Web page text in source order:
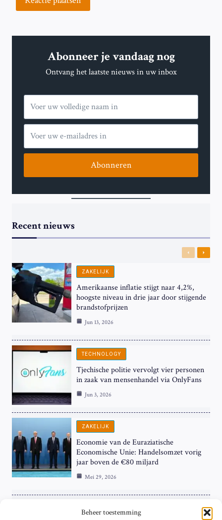
Beheer toestemming
Abonneer je vandaag nog
Ontvang het laatste nieuws in uw inbox
Abonneren
Recent nieuws
Previous
Next
ZAKELIJK
Amerikaanse inflatie stijgt naar 4,2%,
hoogste niveau in drie jaar door stijgende
brandstofprijzen
Jun 13, 2026
TECHNOLOGY
Tjechische politie vervolgt vier personen
in zaak van mensenhandel via OnlyFans
Jun 3, 2026
ZAKELIJK
Economie van de Euraziatische
Economische Unie: Handelsomzet vorig
jaar boven de €80 miljard
Mei 29, 2026
ZAKELIJK